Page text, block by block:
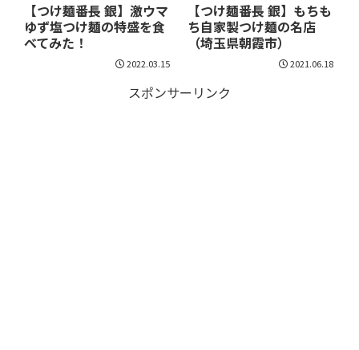
【つけ麺番長 銀】激ウマ
ゆず塩つけ麺の特盛を食
べてみた！
2022.03.15
【つけ麺番長 銀】もちも
ち自家製つけ麺の名店
（埼玉県朝霞市）
2021.06.18
スポンサーリンク